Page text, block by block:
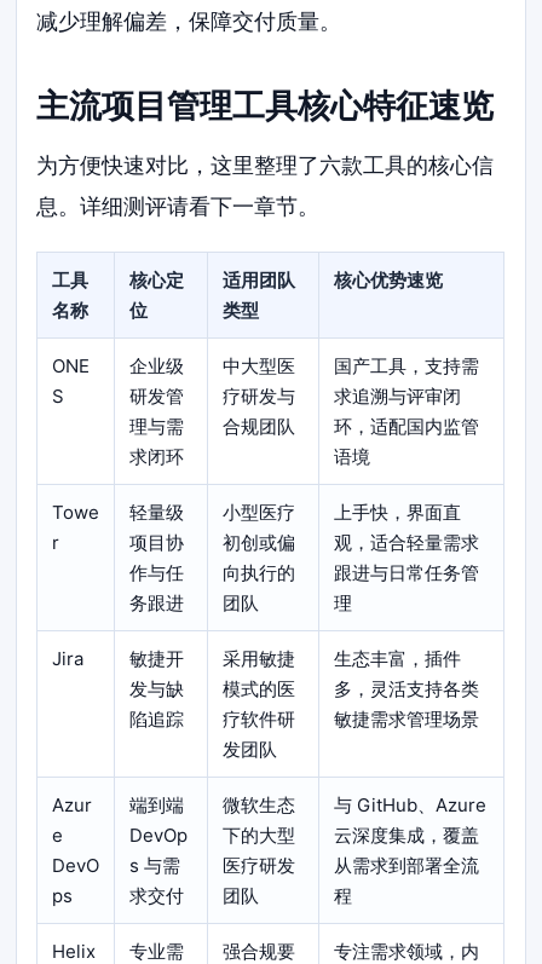
减少理解偏差，保障交付质量。
主流项目管理工具核心特征速览
为方便快速对比，这里整理了六款工具的核心信
息。详细测评请看下一章节。
工具
名称
核心定
位
适用团队
类型
核心优势速览
ONE
S
企业级
研发管
理与需
求闭环
中大型医
疗研发与
合规团队
国产工具，支持需
求追溯与评审闭
环，适配国内监管
语境
Towe
r
轻量级
项目协
作与任
务跟进
小型医疗
初创或偏
向执行的
团队
上手快，界面直
观，适合轻量需求
跟进与日常任务管
理
Jira
敏捷开
发与缺
陷追踪
采用敏捷
模式的医
疗软件研
发团队
生态丰富，插件
多，灵活支持各类
敏捷需求管理场景
Azur
e
DevO
ps
端到端
DevOp
s 与需
求交付
微软生态
下的大型
医疗研发
团队
与 GitHub、Azure
云深度集成，覆盖
从需求到部署全流
程
Helix
专业需
强合规要
专注需求领域，内